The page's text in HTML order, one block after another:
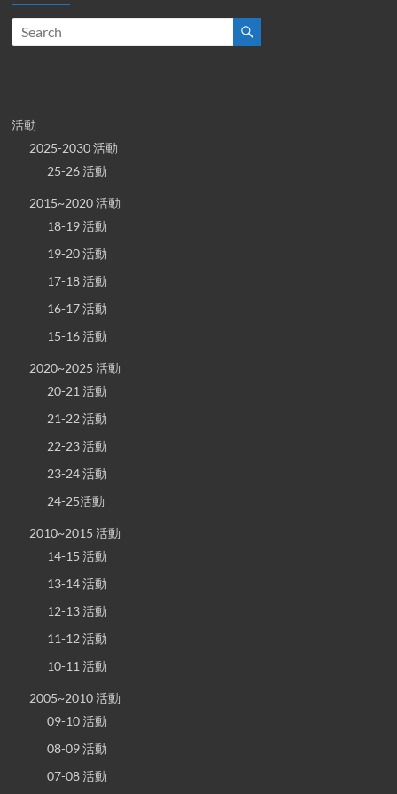
活動
2025-2030 活動
25-26 活動
2015~2020 活動
18-19 活動
19-20 活動
17-18 活動
16-17 活動
15-16 活動
2020~2025 活動
20-21 活動
21-22 活動
22-23 活動
23-24 活動
24-25活動
2010~2015 活動
14-15 活動
13-14 活動
12-13 活動
11-12 活動
10-11 活動
2005~2010 活動
09-10 活動
08-09 活動
07-08 活動